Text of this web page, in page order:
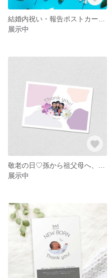
展示中
展示中